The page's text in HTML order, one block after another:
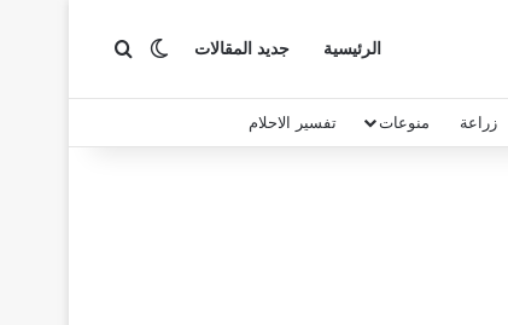
الرئيسية جديد المقالات الوضع المظلم
بحث عن
زراعة منوعات تفسير الاحلام